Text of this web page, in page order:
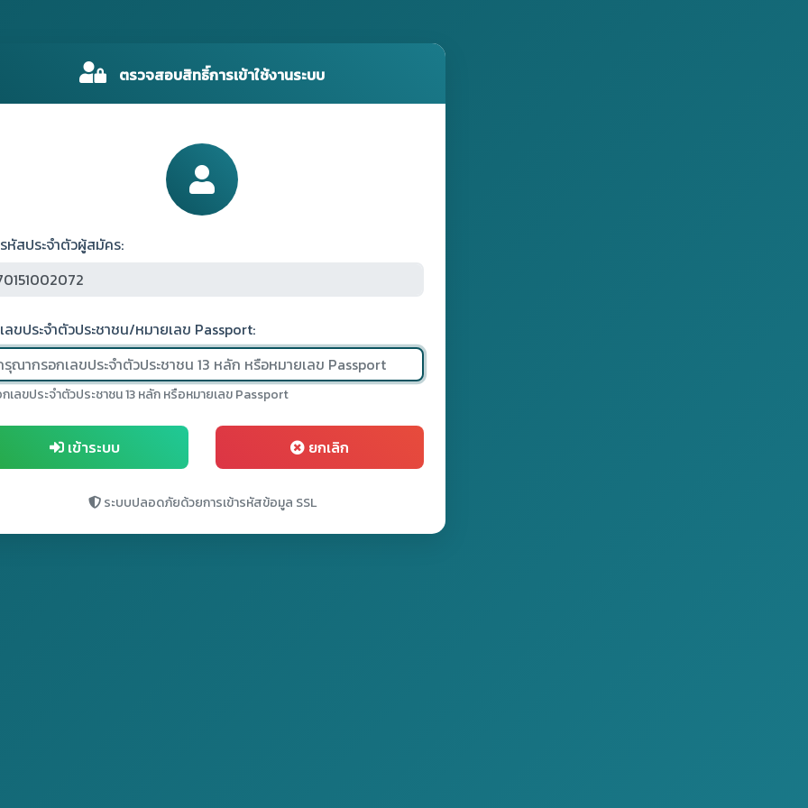
ตรวจสอบสิทธิ์การเข้าใช้งานระบบ
หัสประจำตัวผู้สมัคร:
ลขประจำตัวประชาชน/หมายเลข Passport:
เลขประจำตัวประชาชน 13 หลัก หรือหมายเลข Passport
เข้าระบบ ยกเลิก
ระบบปลอดภัยด้วยการเข้ารหัสข้อมูล SSL